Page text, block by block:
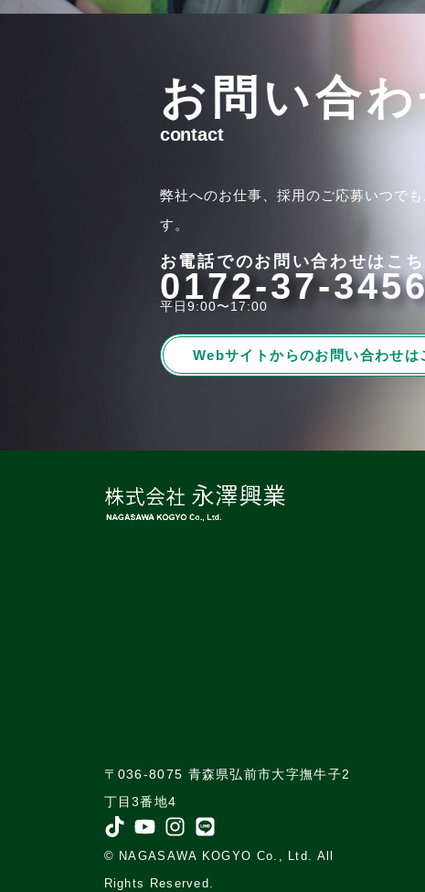
お問い合わ
contact
弊社へのお仕事、採用のご応募いつで
す。
お電話でのお問い合わせはこち
0172-37-
平日9:00〜17:00
Webサイトからのお問い合わせは
〒036-8075 青森県弘前市大字撫牛子2
丁目3番地4
©︎ NAGASAWA KOGYO Co., Ltd. All
Rights Reserved.